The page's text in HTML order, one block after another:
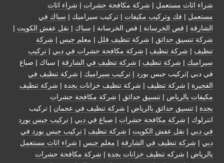
شراء اثاث مستعمل | شركة مكافحة حشرات | شراء اثاث
مستعمل | فك وتركيب مكيفات | تركيب سيراميك | سباك في
الشارقة | قص الخرسانة | قص الخرسانة | سباك | نقل عفش الكويت |
شركة تنسيق حدائق | شركة تنظيف فلل | معلم جبس | شركة
تنظيف | شركة تنظيف | شركة مكافحة حشرات في دبي | تركيب
سيراميك | شركة تنظيف | شركة تنظيف في الشارقة | سباك | صباغ
في دبي |تركيب جبس بورد | تركيب سيراميك | شركة تنظيف في
الفجيرة | شركة تنظيف | شركة تنظيف خزانات بجدة | شركة تنظيف
مكيفات بالرياض | تنسيق حدائق | شركة مكافحة حشرات
بجدة | تنسيق حدائق بالرياض | شركة تنظيف في عجمان | تركيب
انترلوك | شركة مكافحة حشرات | صباغ في دبي | تركيب جبس بورد
في دبي | نقل عفش الكويت | شركة تنظيف | تركيب جبس بورد في
دبي | شركة تنظيف في الشارقة | معلم جبس | شراء اثاث مستعمل
بالرياض | شركه تنظيف خزانات بجدة | شركة مكافحة حشرات